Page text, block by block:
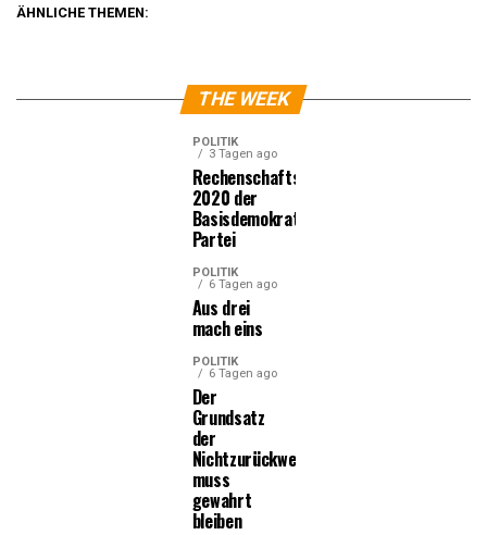
ÄHNLICHE THEMEN:
THE WEEK
POLITIK
3 Tagen ago
Rechenschaftsbericht
2020 der
Basisdemokratischen
Partei
POLITIK
6 Tagen ago
Aus drei
mach eins
POLITIK
6 Tagen ago
Der
Grundsatz
der
Nichtzurückweisung
muss
gewahrt
bleiben